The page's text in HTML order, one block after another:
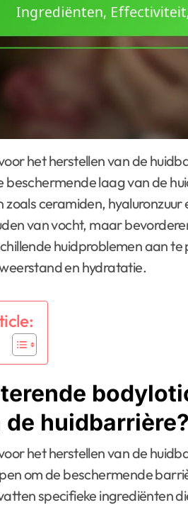
laag van de
ceramiden, hyaluronzuur
van vocht, maar
huidproblemen aan te
en hydratatie.
huidbarrière?
het herstellen van de
om de beschermende
specifieke ingrediënten